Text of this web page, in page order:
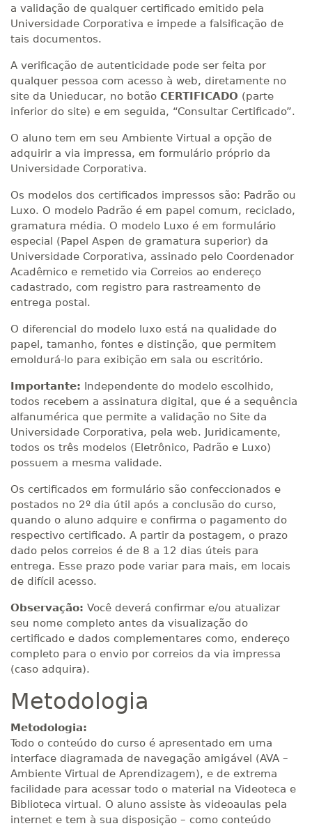
a validação de qualquer certificado emitido pela
Universidade Corporativa e impede a falsificação de
tais documentos.
A verificação de autenticidade pode ser feita por
qualquer pessoa com acesso à web, diretamente no
site da Unieducar, no botão CERTIFICADO (parte
inferior do site) e em seguida, “Consultar Certificado”.
O aluno tem em seu Ambiente Virtual a opção de
adquirir a via impressa, em formulário próprio da
Universidade Corporativa.
Os modelos dos certificados impressos são: Padrão ou
Luxo. O modelo Padrão é em papel comum, reciclado,
gramatura média. O modelo Luxo é em formulário
especial (Papel Aspen de gramatura superior) da
Universidade Corporativa, assinado pelo Coordenador
Acadêmico e remetido via Correios ao endereço
cadastrado, com registro para rastreamento de
entrega postal.
O diferencial do modelo luxo está na qualidade do
papel, tamanho, fontes e distinção, que permitem
emoldurá-lo para exibição em sala ou escritório.
Importante: Independente do modelo escolhido,
todos recebem a assinatura digital, que é a sequência
alfanumérica que permite a validação no Site da
Universidade Corporativa, pela web. Juridicamente,
todos os três modelos (Eletrônico, Padrão e Luxo)
possuem a mesma validade.
Os certificados em formulário são confeccionados e
postados no 2º dia útil após a conclusão do curso,
quando o aluno adquire e confirma o pagamento do
respectivo certificado. A partir da postagem, o prazo
dado pelos correios é de 8 a 12 dias úteis para
entrega. Esse prazo pode variar para mais, em locais
de difícil acesso.
Observação: Você deverá confirmar e/ou atualizar
seu nome completo antes da visualização do
certificado e dados complementares como, endereço
completo para o envio por correios da via impressa
(caso adquira).
Metodologia
Metodologia:
Todo o conteúdo do curso é apresentado em uma
interface diagramada de navegação amigável (AVA –
Ambiente Virtual de Aprendizagem), e de extrema
facilidade para acessar todo o material na Videoteca e
Biblioteca virtual. O aluno assiste às videoaulas pela
internet e tem à sua disposição – como conteúdo